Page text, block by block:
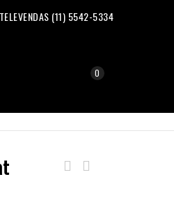
TELEVENDAS (11) 5542-5334
0